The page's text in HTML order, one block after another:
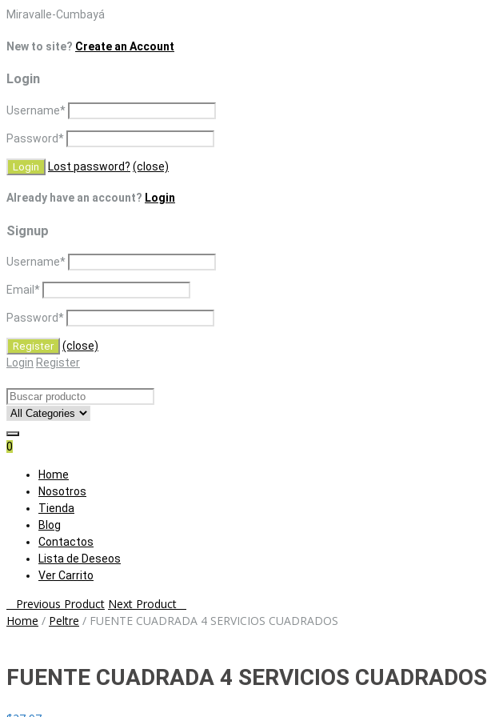
Skip
content
Miravalle-Cumbayá
New to site? Create an Account
Login
Username*
Password*
Lost password? (close)
Already have an account? Login
Signup
Username*
Email *
Password*
(close)
Login Register
0
Skip
content
Home
Nosotros
Tienda
Blog
Contactos
Lista de Deseos
Ver Carrito
Post
navigation
Previous Product Next Product
Home / Peltre / FUENTE CUADRADA 4 SERVICIOS CUADRADOS
FUENTE CUADRADA 4 SERVICIOS CUADRADOS